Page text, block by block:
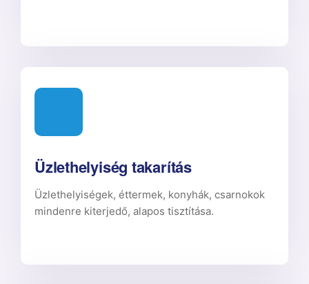
Üzlethelyiség takarítás
Üzlethelyiségek, éttermek, konyhák, csarnokok
mindenre kiterjedő, alapos tisztítása.